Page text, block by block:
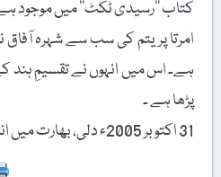
کتاب ’’رسیدی ٹکٹ‘‘ میں موجود
امرتا پریتم کی سب سے شہرہ آفاق
ہے۔ اس میں انہوں نے تقسیمِ ہند
پڑھا ہے ۔
31 اکتوبر 2005ء دلی، بھارت میں انتقال کرگئیں۔